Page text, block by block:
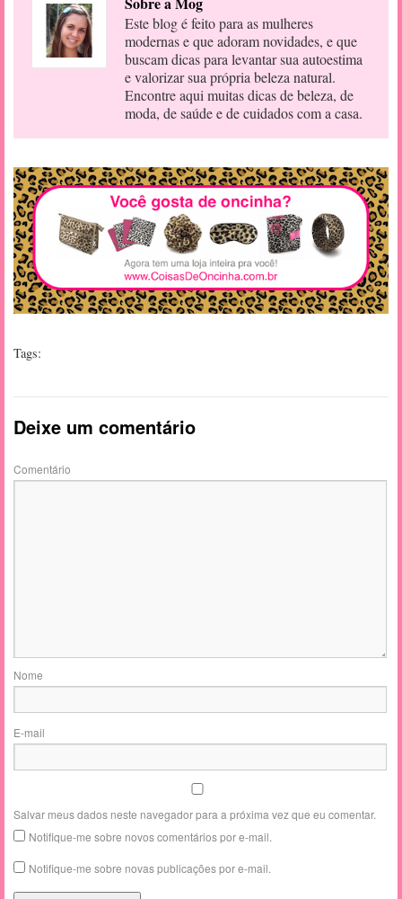
Este blog é feito para as mulheres
modernas e que adoram novidades, e que
buscam dicas para levantar sua autoestima
e valorizar sua própria beleza natural.
Encontre aqui muitas dicas de beleza, de
moda, de saúde e de cuidados com a casa.
Tags:
Deixe um comentário
Comentário
Nome
E-mail
Salvar meus dados neste navegador para a próxima vez que eu comentar.
Notifique-me sobre novos comentários por e-mail.
Notifique-me sobre novas publicações por e-mail.